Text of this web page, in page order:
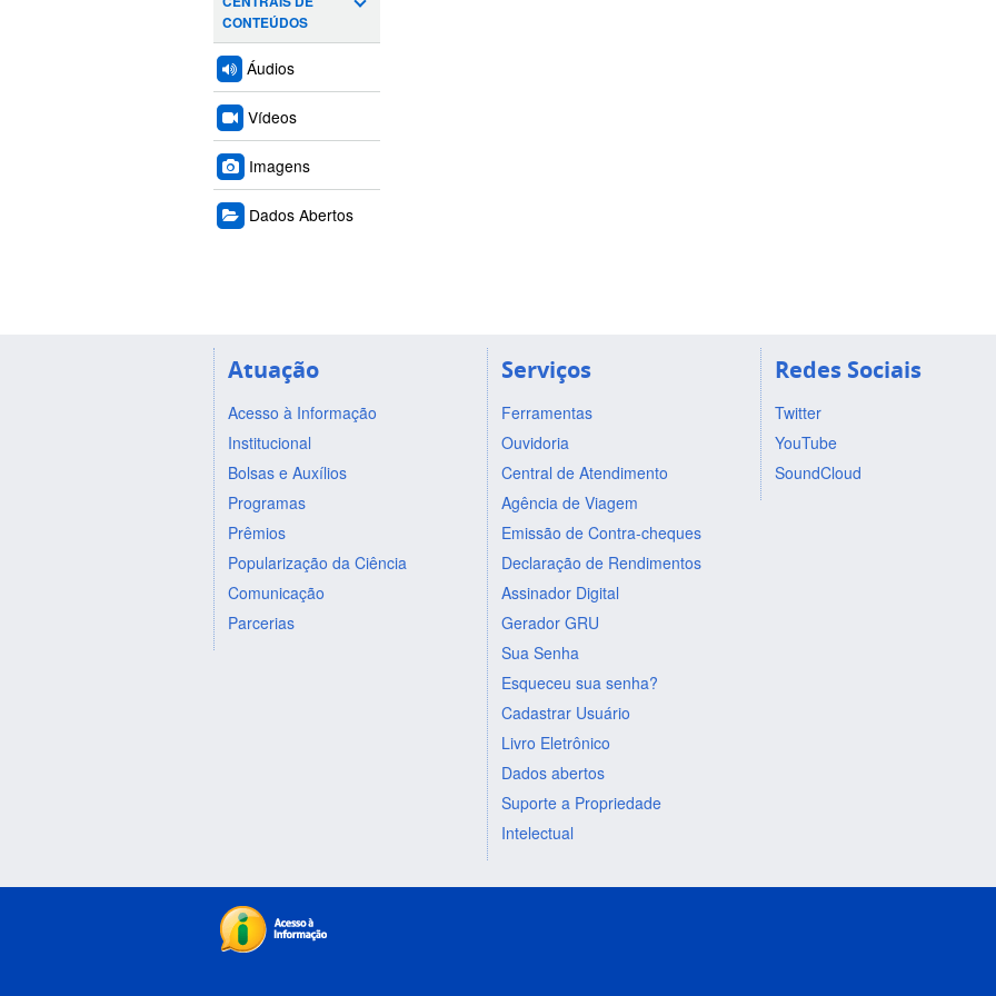
CONTEÚDOS
Áudios
Vídeos
Imagens
Dados Abertos
Atuação
Acesso à Informação
Institucional
Bolsas e Auxílios
Programas
Prêmios
Popularização da Ciência
Comunicação
Parcerias
Serviços
Ferramentas
Ouvidoria
Central de Atendimento
Agência de Viagem
Emissão de Contra-cheques
Declaração de Rendimentos
Assinador Digital
Gerador GRU
Sua Senha
Esqueceu sua senha?
Cadastrar Usuário
Livro Eletrônico
Dados abertos
Suporte a Propriedade
Intelectual
Redes Sociais
Twitter
YouTube
SoundCloud